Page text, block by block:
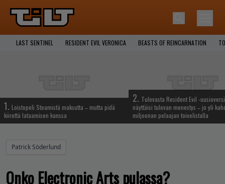
LAST SENTINEL RESIDENT EVIL VERONICA BEASTS OF REINCARNATION
1. Loistopeli Steamistä maksutta – mutta pidä
kiirettä lataamisen kanssa
2. Tulevasta Resident Evil -
näyttäisi tulevan menestys – jo yli
miljoonan pelaajan toivelistalla
Patrick Söderlund
Onko Electronic Arts pulassa?